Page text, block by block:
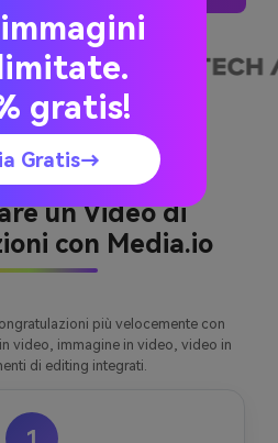
un Video di
con Media.io
più velocemente con
video, immagine in video, video in
di editing integrati.
gratis!
Gratis→